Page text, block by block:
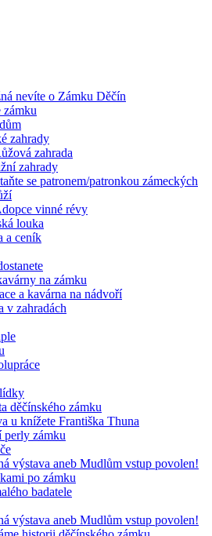
nevíte o Zámku Děčín
zámku
zahrady
zahrada
zahrady
se patronem/patronkou zámeckých
vinné révy
louka
a ceník
na zámku
a kavárna na nádvoří
v zahradách
děčínského zámku
u knížete Františka Thuna
perly zámku
výstava aneb Mudlům vstup povolen!
po zámku
badatele
výstava aneb Mudlům vstup povolen!